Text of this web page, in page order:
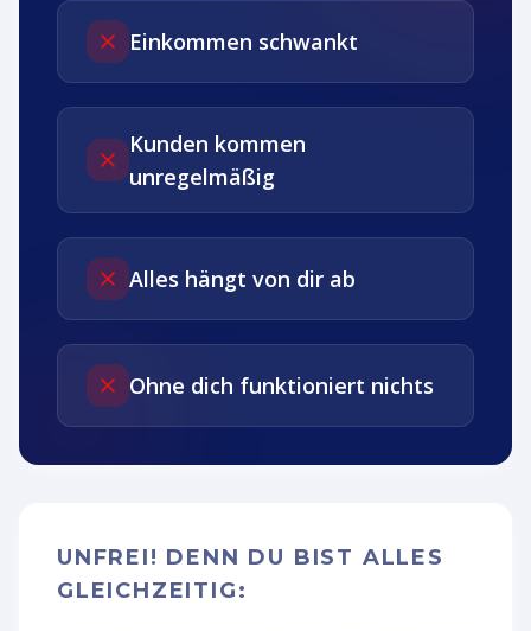
Einkommen schwankt
Kunden kommen
unregelmäßig
Alles hängt von dir ab
Ohne dich funktioniert nichts
UNFREI! DENN DU BIST ALLES
GLEICHZEITIG: